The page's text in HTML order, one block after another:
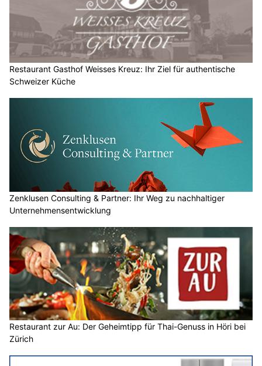
Restaurant Gasthof Weisses Kreuz: Ihr Ziel für authentische
Schweizer Küche
Zenklusen Consulting & Partner: Ihr Weg zu nachhaltiger
Unternehmensentwicklung
Restaurant zur Au: Der Geheimtipp für Thai-Genuss in Höri bei
Zürich